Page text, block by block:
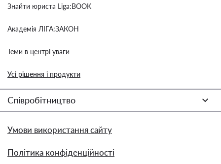
Знайти юриста Liga:BOOK
Академія ЛІГА:ЗАКОН
Теми в центрі уваги
Усі рішення і продукти
Співробітництво
Умови використання сайту
Політика конфіденційності